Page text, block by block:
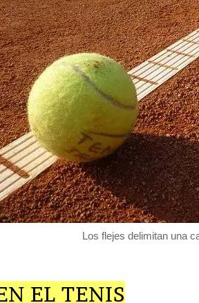
Los flejes delimitan una
EL TENIS